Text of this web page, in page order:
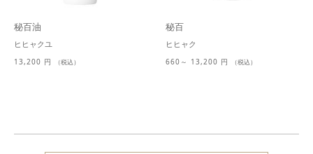
秘百油
ヒヒャクユ
13,200 円 （税込）
秘百
ヒヒャク
660～ 13,200 円 （税込）